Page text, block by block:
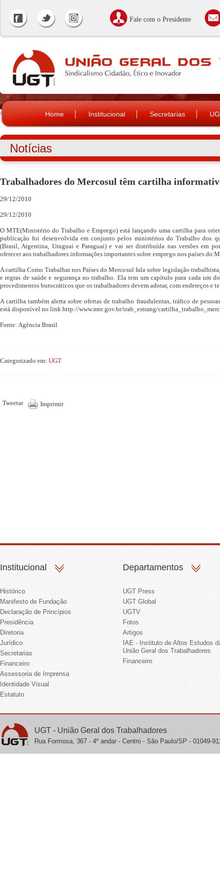
Fale com o Presidente
Home Institucional Secretarias
Notícias
Trabalhadores do Mercosul têm cartilha
29/12/2010
29/12/2010
O MTE(Ministério do Trabalho e Emprego) está lançando uma cartilha para
publicação foi desenvolvida em conjunto pelos ministérios do Trabalho dos
(Brasil, Argentina, Uruguai e Paraguai) e vai ser distribuída nas versões em
oferecer aos trabalhadores informações importantes sobre emprego nos países do
A cartilha Como Trabalhar nos Países do Mercosul fala sobre legislação
e regras de saúde e segurança no trabalho. Ela tem um capítulo para cada um
procedimentos burocráticos que os trabalhadores devem adotar, com endereços e
A cartilha também alerta sobre ofertas de trabalho fraudulentas, tráfico de
está disponível no link http://www.mte.gov.br/trab_estrang/
Fonte: Agência Brasil
Categorizado em: UGT
Tweetar Imprimir
Institucional
Histórico
Manifesto de Fundação
Declaração de Princípios
Presidência
Diretoria
Jurídico
Secretarias
Financeiro
Assessoria de Imprensa
Identidade Visual
Estatuto
Departamentos
UGT Press
UGT Global
UGTV
Fotos
Artigos
IAE - Instituto de Altos Estudos
União Geral dos Trabalhadores
Financeiro
UGT - União Geral dos Trabalhadores
Rua Formosa, 367 - 4º andar - Centro - São Paulo/SP - 01049-